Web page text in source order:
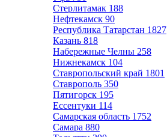
Стерлитамак 188
Нефтекамск 90
Республика Татарстан 1827
Казань 818
Набережные Челны 258
Нижнекамск 104
Ставропольский край 1801
Ставрополь 350
Пятигорск 195
Ессентуки 114
Самарская область 1752
Самара 880